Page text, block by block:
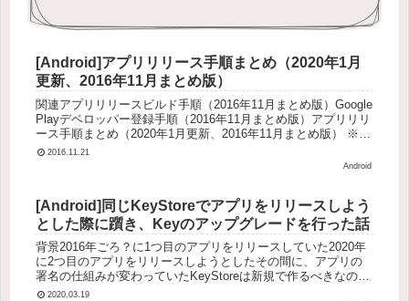
[Android]アプリリリース手順まとめ（2020年1月
更新、2016年11月まとめ版）
関連アプリリリースビルド手順（2016年11月まとめ版）Google
Playデベロッパー登録手順（2016年11月まとめ版）アプリリリ
ース手順まとめ（2020年1月更新、2016年11月まとめ版） ※本
記事最初に注意点一度、APKを登録し...
2016.11.21
Android
[Android]同じKeyStoreでアプリをリリースしよう
とした際に躓き、Keyのアップグレードを行った話
背景2016年ごろ？に1つ目のアプリをリリースしていた2020年
に2つ目のアプリをリリースしようとしたその間に、アプリの
署名の仕組みが変わっていたKeyStoreは新規で作るべきなの
か、既存のKeyを使いまわすべきなのか、新たな疑問が出て
2020.03.19